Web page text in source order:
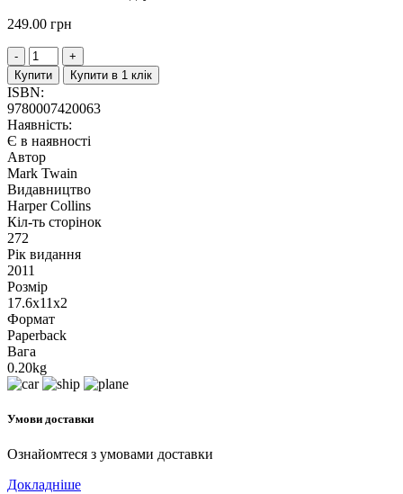
249.00 грн
Купити Купити в 1 клік
ISBN:
9780007420063
Наявність:
Є в наявності
Автор
Mark Twain
Видавництво
Harper Collins
Кіл-ть сторінок
272
Рік видання
2011
Розмір
17.6x11x2
Формат
Paperback
Вага
0.20kg
Умови доставки
Ознайомтеся з умовами доставки
Докладніше